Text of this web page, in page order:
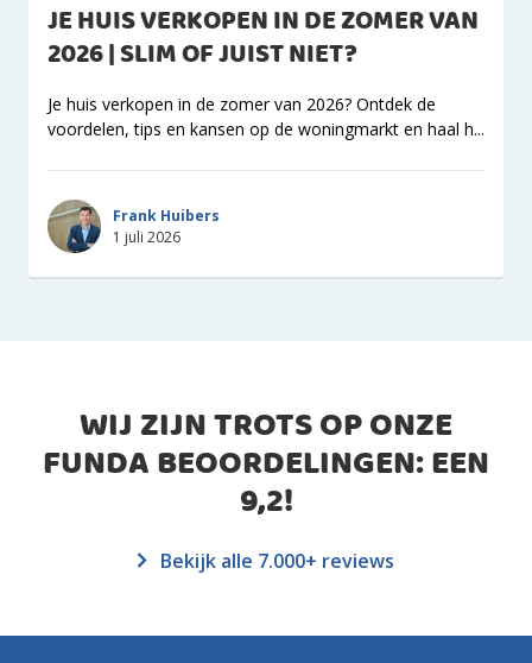
JE HUIS VERKOPEN IN DE ZOMER VAN
2026 | SLIM OF JUIST NIET?
Je huis verkopen in de zomer van 2026? Ontdek de
voordelen, tips en kansen op de woningmarkt en haal h...
Frank Huibers
1 juli 2026
WIJ ZIJN TROTS OP ONZE
FUNDA BEOORDELINGEN: EEN
9,2!
Bekijk alle 7.000+ reviews